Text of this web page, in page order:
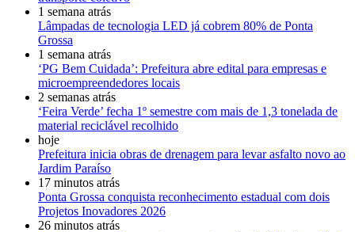
1 semana atrás
Lâmpadas de tecnologia LED já cobrem 80% de Ponta
Grossa
1 semana atrás
‘PG Bem Cuidada’: Prefeitura abre edital para empresas e
microempreendedores locais
2 semanas atrás
‘Feira Verde’ fecha 1º semestre com mais de 1,3 tonelada de
material reciclável recolhido
hoje
Prefeitura inicia obras de drenagem para levar asfalto novo ao
Jardim Paraíso
17 minutos atrás
Ponta Grossa conquista reconhecimento estadual com dois
Projetos Inovadores 2026
26 minutos atrás